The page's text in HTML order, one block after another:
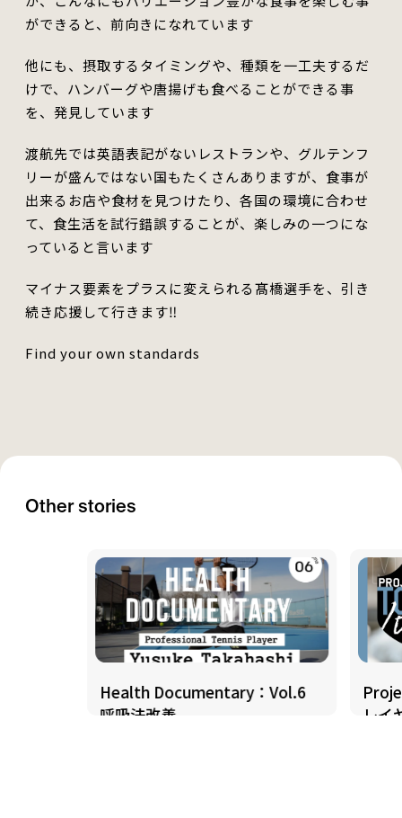
ができると、前向きになれています
他にも、摂取するタイミングや、種類を一工夫するだ
けで、ハンバーグや唐揚げも食べることができる事
を、発見しています
渡航先では英語表記がないレストランや、グルテンフ
リーが盛んではない国もたくさんありますが、食事が
出来るお店や食材を見つけたり、各国の環境に合わせ
て、食生活を試行錯誤することが、楽しみの一つにな
っていると言います
マイナス要素をプラスに変えられる髙橋選手を、引き
続き応援して行きます‼︎
Find your own standards
Other stories
Health Documentary：Vol.6
呼吸法改善
レイ